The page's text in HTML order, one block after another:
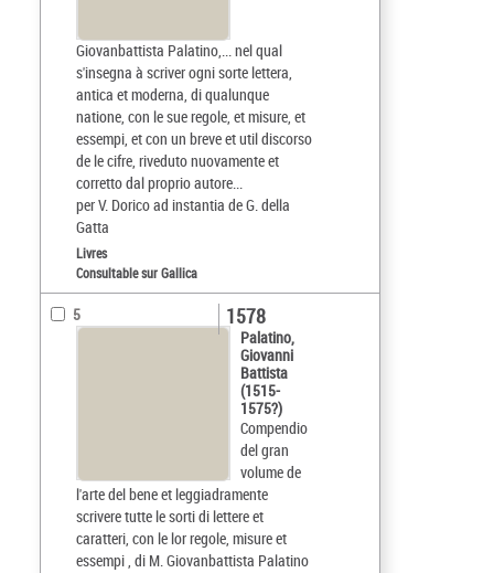
Giovanbattista Palatino,... nel qual
s'insegna à scriver ogni sorte lettera,
antica et moderna, di qualunque
natione, con le sue regole, et misure, et
essempi, et con un breve et util discorso
de le cifre, riveduto nuovamente et
corretto dal proprio autore...
per V. Dorico ad instantia de G. della
Gatta
Livres
Consultable sur Gallica
5
Palatino,
Giovanni
Battista
(1515-
1575?)
Compendio
del gran
volume de
l'arte del bene et leggiadramente
scrivere tutte le sorti di lettere et
caratteri, con le lor regole, misure et
essempi , di M. Giovanbattista Palatino
1578